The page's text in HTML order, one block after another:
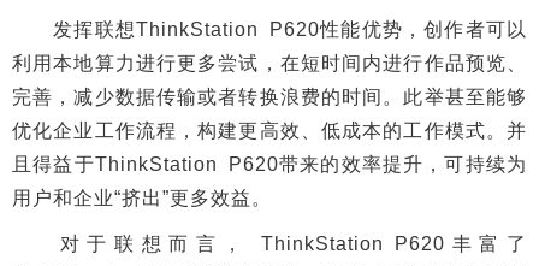
发挥联想ThinkStation P620性能优势，创作者可以
利用本地算力进行更多尝试，在短时间内进行作品预览、
完善，减少数据传输或者转换浪费的时间。此举甚至能够
优化企业工作流程，构建更高效、低成本的工作模式。并
且得益于ThinkStation P620带来的效率提升，可持续为
用户和企业“挤出”更多效益。
对于联想而言， ThinkStation P620丰富了